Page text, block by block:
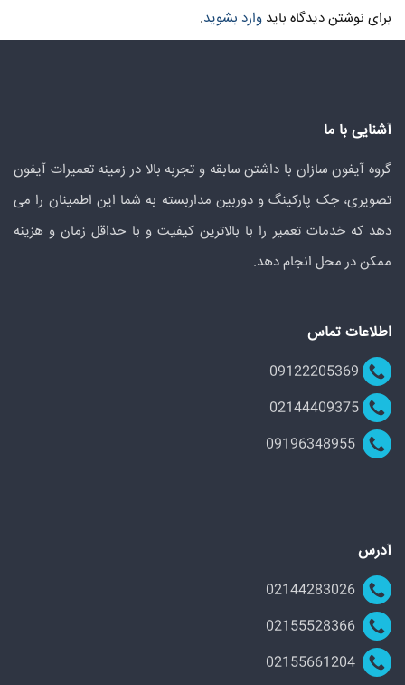
برای نوشتن دیدگاه باید وارد بشوید.
آشنایی با ما
گروه آیفون سازان با داشتن سابقه و تجربه بالا در زمینه تعمیرات آیفون
تصویری، جک پارکینگ و دوربین مداربسته به شما این اطمینان را می
دهد که خدمات تعمیر را با بالاترین کیفیت و با حداقل زمان و هزینه
ممکن در محل انجام دهد.
اطلاعات تماس
آدرس